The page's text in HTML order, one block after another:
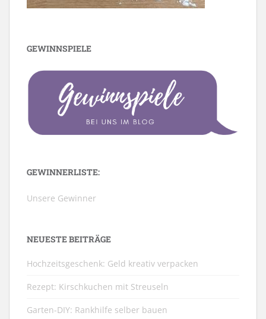
GEWINNSPIELE
GEWINNERLISTE:
Unsere Gewinner
NEUESTE BEITRÄGE
Hochzeitsgeschenk: Geld kreativ verpacken
Rezept: Kirschkuchen mit Streuseln
Garten-DIY: Rankhilfe selber bauen